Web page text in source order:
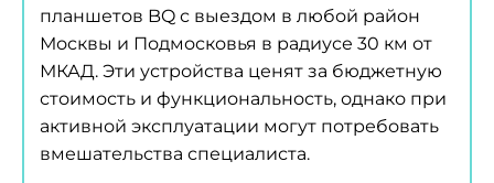
планшетов BQ с выездом в любой район
Москвы и Подмосковья в радиусе 30 км от
МКАД. Эти устройства ценят за бюджетную
стоимость и функциональность, однако при
активной эксплуатации могут потребовать
вмешательства специалиста.